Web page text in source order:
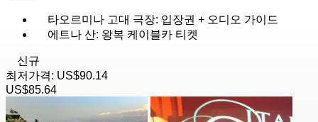
타오르미나 고대 극장: 입장권 + 오디오 가이드
에트나 산: 왕복 케이블카 티켓
신규
최저가격: US$90.14
US$85.64